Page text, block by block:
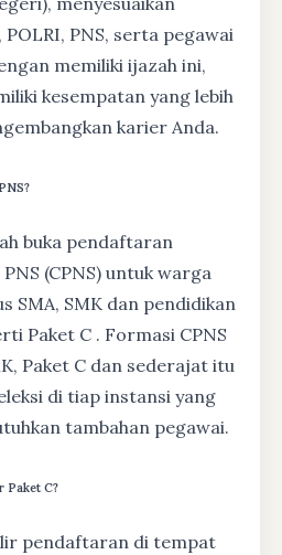
PNS, serta pegawai
memiliki ijazah ini,
kesempatan yang lebih
karier Anda.
buka pendaftaran
(CPNS) untuk warga
SMA, SMK dan pendidikan
Paket C . Formasi CPNS
Paket C dan sederajat itu
di tiap instansi yang
tambahan pegawai.
Paket C?
pendaftaran di tempat